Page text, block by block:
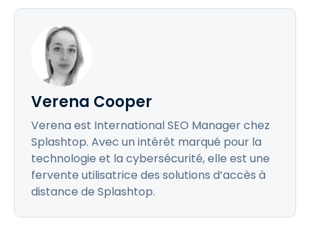
Verena Cooper
Verena est International SEO Manager chez
Splashtop. Avec un intérêt marqué pour la
technologie et la cybersécurité, elle est une
fervente utilisatrice des solutions d’accès à
distance de Splashtop.